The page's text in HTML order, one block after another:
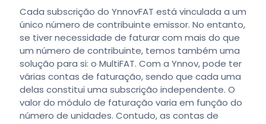
Cada subscrição do YnnovFAT está vinculada a um
único número de contribuinte emissor. No entanto,
se tiver necessidade de faturar com mais do que
um número de contribuinte, temos também uma
solução para si: o MultiFAT. Com a Ynnov, pode ter
várias contas de faturação, sendo que cada uma
delas constitui uma subscrição independente. O
valor do módulo de faturação varia em função do
número de unidades. Contudo, as contas de